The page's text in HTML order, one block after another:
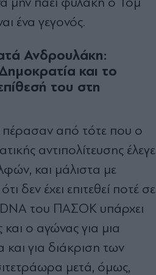
ένα γεγονός.
Ανδρουλάκη:
και το
του στη
πέρασαν από τότε που ο
αντιπολίτευσης έλεγε
και μάλιστα με
δεν έχει επιτεθεί ποτέ σε
DNA του ΠΑΣΟΚ υπάρχει
ο αγώνας για μια
και για διάκριση των
μετά, όμως,